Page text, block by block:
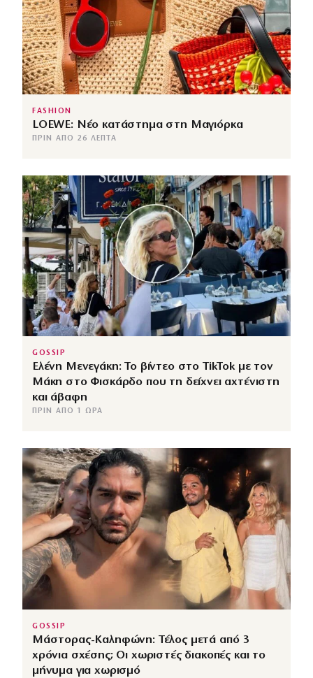
FASHION
LOEWE: Νέο κατάστημα στη Μαγιόρκα
ΠΡΙΝ ΑΠΌ 26 ΛΕΠΤΆ
GOSSIP
Ελένη Μενεγάκη: Το βίντεο στο TikTok με τον
Μάκη στο Φισκάρδο που τη δείχνει αχτένιστη
και άβαφη
ΠΡΙΝ ΑΠΌ 1 ΏΡΑ
GOSSIP
Μάστορας-Καληφώνη: Τέλος μετά από 3
χρόνια σχέσης; Οι χωριστές διακοπές και το
μήνυμα για χωρισμό